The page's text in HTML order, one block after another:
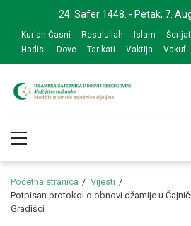
navigation
content
24. Safer 1448. - Petak, 7.
Kur'an Časni Resulullah Islam Šerijat
Hadisi
Dove Tarikati Vaktija Vakuf
zajednice
Menu
Početna stranica
Vijesti
Potpisan protokol o obnovi džamije u
Gradišci